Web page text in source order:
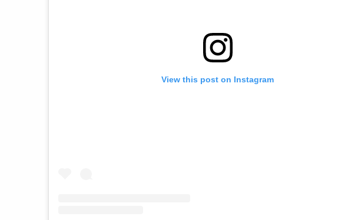
View this post on Instagram